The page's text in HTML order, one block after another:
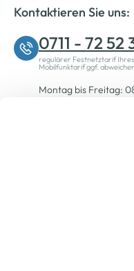
Kontaktieren Sie uns:
0711 - 72 52
regulärer Festnetztarif
Mobilfunktarif ggf.
Montag bis Freitag: